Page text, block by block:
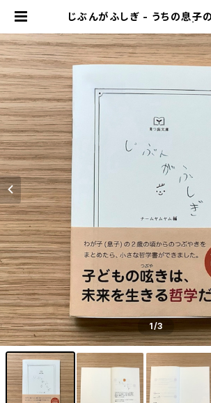
じぶんがふしぎ - うちの息子の
ムヤムストア
1/3